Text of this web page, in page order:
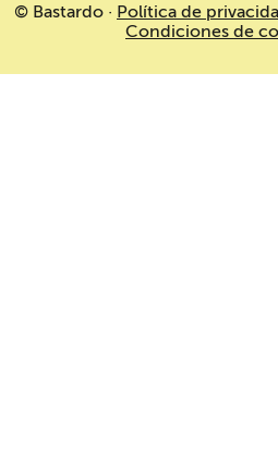
© Bastardo · Política de
Condiciones de